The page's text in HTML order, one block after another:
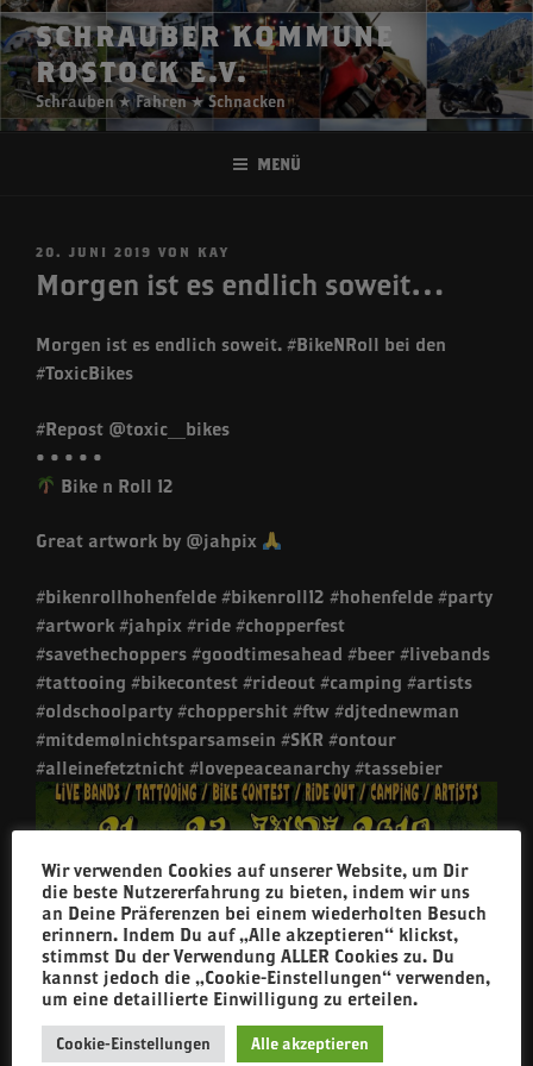
Zum
Inhalt
springen
SCHRAUBER KOMMUNE
ROSTOCK E.V.
Schrauben ★ Fahren ★ Schnacken
Menü
VERÖFFENTLICHT
20. JUNI 2019 VON KAY
Morgen ist es endlich soweit…
Morgen ist es endlich soweit. #BikeNRoll bei den
#ToxicBikes
#Repost @toxic_bikes
• • • • •
Bike n Roll 12
Great artwork by @jahpix
#bikenrollhohenfelde #bikenroll12 #hohenfelde #party
#artwork #jahpix #ride #chopperfest
#savethechoppers #goodtimesahead #beer #livebands
#tattooing #bikecontest #rideout #camping #artists
#oldschoolparty #choppershit #ftw #djtednewman
#mitdemølnichtsparsamsein #SKR #ontour
#alleinefetztnicht #lovepeaceanarchy #tassebier
Wir verwenden Cookies auf unserer Website, um Dir
die beste Nutzererfahrung zu bieten, indem wir uns
an Deine Präferenzen bei einem wiederholten Besuch
erinnern. Indem Du auf „Alle akzeptieren“ klickst,
stimmst Du der Verwendung ALLER Cookies zu. Du
kannst jedoch die „Cookie-Einstellungen“ verwenden,
um eine detaillierte Einwilligung zu erteilen.
Cookie-Einstellungen Alle akzeptieren